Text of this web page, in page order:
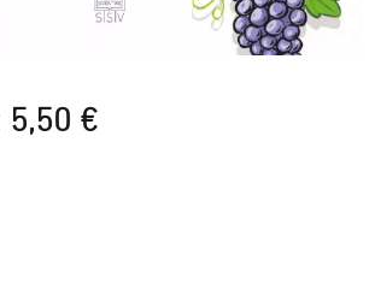
5,50 €